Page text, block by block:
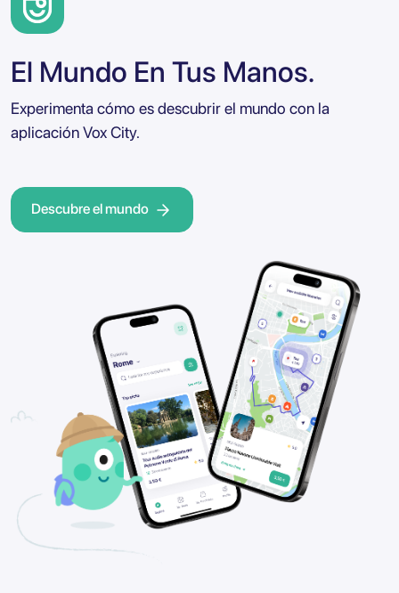
El Mundo En Tus Manos.
Experimenta cómo es descubrir el mundo con la
aplicación Vox City.
Descubre el mundo